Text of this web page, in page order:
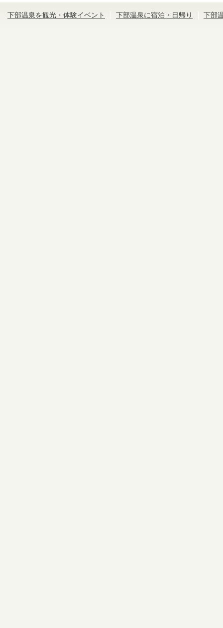
下部温泉を観光・体験イベント 下部温泉に宿泊・日帰り 下部